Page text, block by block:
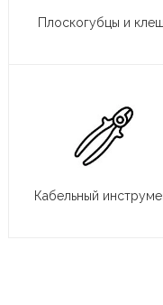
Плоскогубцы и
Кабельный